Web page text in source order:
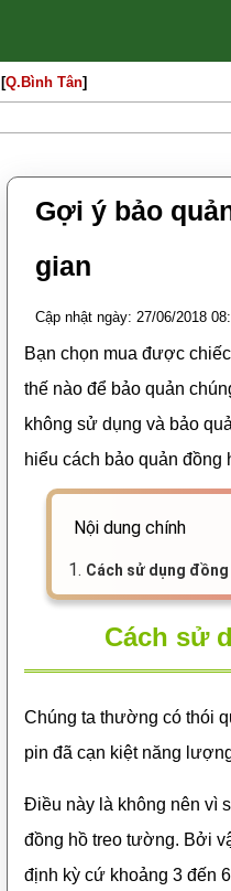
[Q.Bình Tân]
Gợi ý bảo
gian
Cập nhật ngày: 27/06/2018
Bạn chọn mua được
thế nào để bảo quản
không sử dụng và bảo
hiểu cách bảo quản
Nội dung chính
1. Cách sử dụng
Cách sử
Chúng ta thường có thói
pin đã cạn kiệt năng
Điều này là không nên vì
đồng hồ treo tường. Bởi
định kỳ cứ khoảng 3 đến